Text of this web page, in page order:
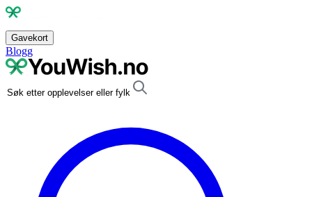
Gavekort
Blogg